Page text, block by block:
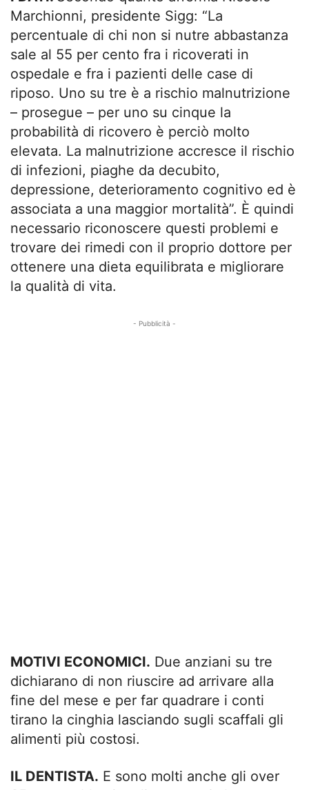
Marchionni, presidente Sigg: “La
percentuale di chi non si nutre abbastanza
sale al 55 per cento fra i ricoverati in
ospedale e fra i pazienti delle case di
riposo. Uno su tre è a rischio malnutrizione
– prosegue – per uno su cinque la
probabilità di ricovero è perciò molto
elevata. La malnutrizione accresce il rischio
di infezioni, piaghe da decubito,
depressione, deterioramento cognitivo ed è
associata a una maggior mortalità”. È quindi
necessario riconoscere questi problemi e
trovare dei rimedi con il proprio dottore per
ottenere una dieta equilibrata e migliorare
la qualità di vita.
- Pubblicità -
MOTIVI ECONOMICI. Due anziani su tre
dichiarano di non riuscire ad arrivare alla
fine del mese e per far quadrare i conti
tirano la cinghia lasciando sugli scaffali gli
alimenti più costosi.
IL DENTISTA. E sono molti anche gli over